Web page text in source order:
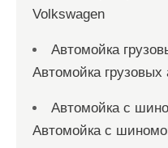
Volkswagen
Автомойка
Автомойка
Автомойка с
Автомойка с